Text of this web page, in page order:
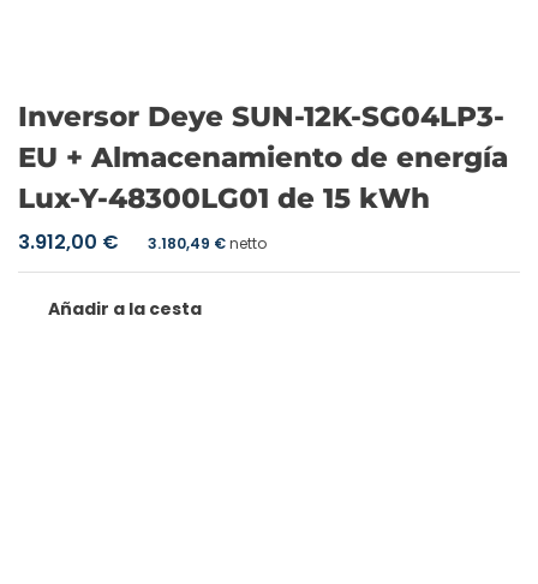
Inversor Deye SUN-12K-SG04LP3-
EU + Almacenamiento de energía
Lux-Y-48300LG01 de 15 kWh
3.912,00 € 3.180,49 €netto
Añadir a la cesta